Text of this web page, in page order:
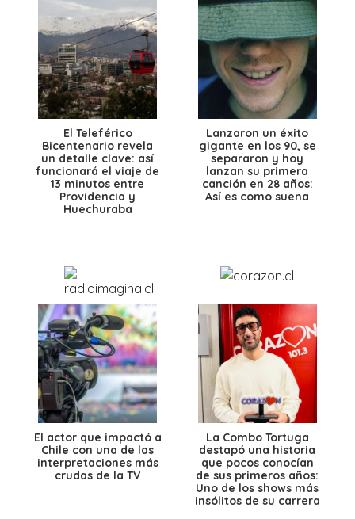
El Teleférico
Bicentenario revela
un detalle clave: así
funcionará el viaje de
13 minutos entre
Providencia y
Huechuraba
Lanzaron un éxito
gigante en los 90, se
separaron y hoy
lanzan su primera
canción en 28 años:
Así es como suena
El actor que impactó a
Chile con una de las
interpretaciones más
crudas de la TV
La Combo Tortuga
destapó una historia
que pocos conocían
de sus primeros años:
Uno de los shows más
insólitos de su carrera